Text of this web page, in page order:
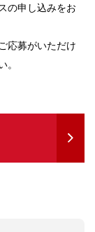
の申し込みをお
応募がいただけ
。